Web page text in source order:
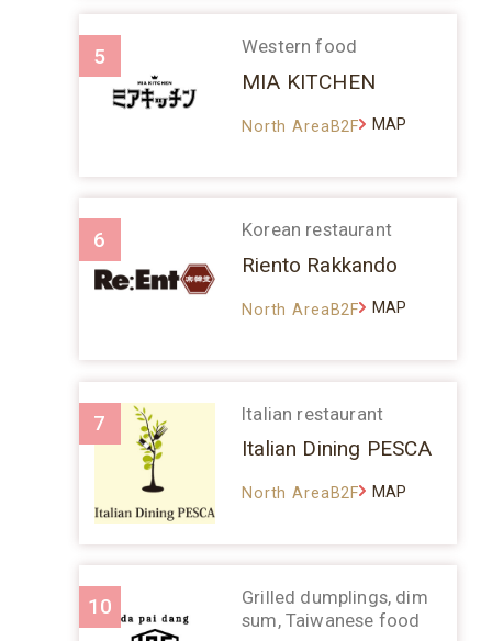
5 Western food
MIA KITCHEN
North AreaB2F MAP
6 Korean restaurant
Riento Rakkando
North AreaB2F MAP
7 Italian restaurant
Italian Dining PESCA
North AreaB2F MAP
10
Grilled dumplings, dim
sum, Taiwanese food